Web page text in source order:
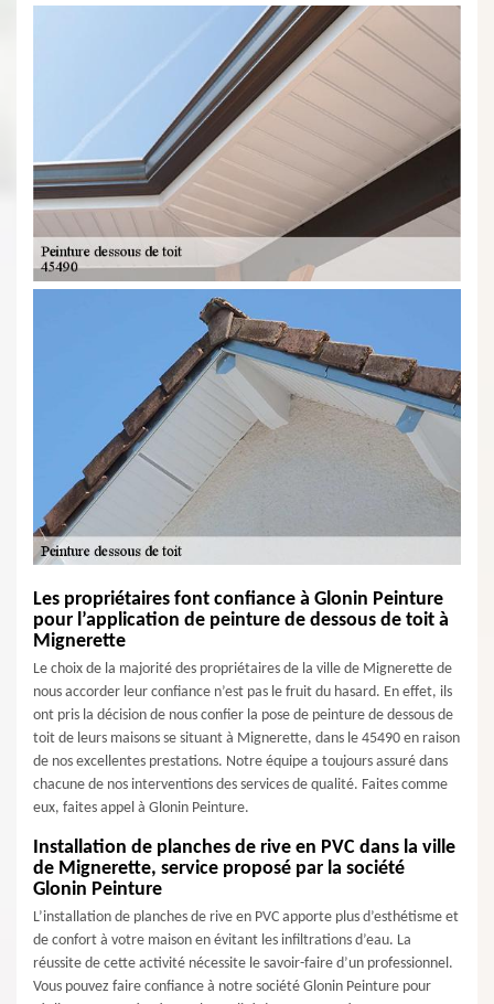
Les propriétaires font confiance à Glonin Peinture
pour l’application de peinture de dessous de toit à
Mignerette
Le choix de la majorité des propriétaires de la ville de Mignerette de
nous accorder leur confiance n’est pas le fruit du hasard. En effet, ils
ont pris la décision de nous confier la pose de peinture de dessous de
toit de leurs maisons se situant à Mignerette, dans le 45490 en raison
de nos excellentes prestations. Notre équipe a toujours assuré dans
chacune de nos interventions des services de qualité. Faites comme
eux, faites appel à Glonin Peinture.
Installation de planches de rive en PVC dans la ville
de Mignerette, service proposé par la société
Glonin Peinture
L’installation de planches de rive en PVC apporte plus d’esthétisme et
de confort à votre maison en évitant les infiltrations d’eau. La
réussite de cette activité nécessite le savoir-faire d’un professionnel.
Vous pouvez faire confiance à notre société Glonin Peinture pour